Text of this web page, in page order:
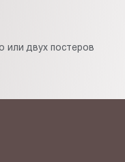
или двух постеров